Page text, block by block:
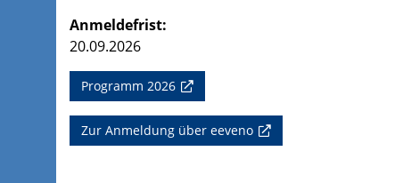
Anmeldefrist:
20.09.2026
Programm 2026
Zur Anmeldung über eeveno